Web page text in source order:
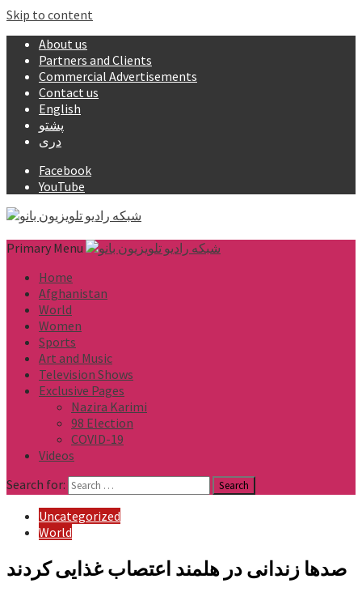
Skip to content
About us
Partners and Clients
Commercial Advertisements
Contact us
English
پشتو
دری
Facebook
YouTube
Primary Menu
Home
Afghanistan
World
Women
Sports
Art and Music
Television Shows
Exclusive Pages
Nazira Karimi
98 Election
COVID-19
Videos
Search for:
Uncategorized
World
صدها زندانی در هلمند اعتصاب غذایی کردند